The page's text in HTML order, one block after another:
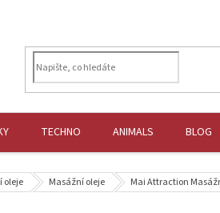
TECHNO ANIMALS BLOG
oleje Masážní oleje Mai Attraction